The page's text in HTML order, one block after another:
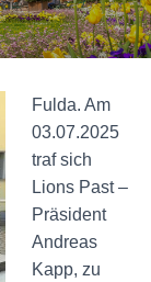
S
C
H
E
Fulda. Am
03.07.2025
traf sich
Lions Past –
Präsident
Andreas
Kapp, zu